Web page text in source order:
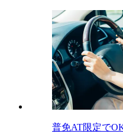
普免AT限定で